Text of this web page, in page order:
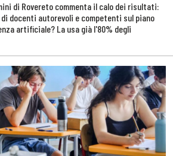
di Rovereto commenta il calo dei risultati:
docenti autorevoli e competenti sul piano
artificiale? La usa già l'80% degli